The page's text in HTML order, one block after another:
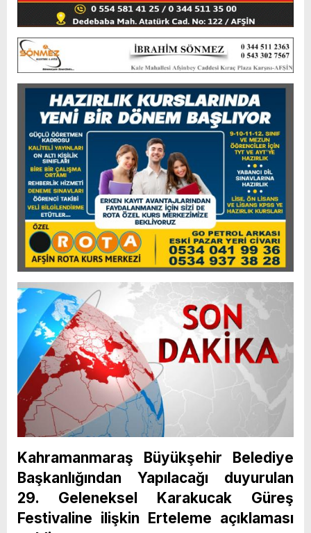
Kahramanmaraş Büyükşehir Belediye
Başkanlığından Yapılacağı duyurulan
29. Geleneksel Karakucak Güreş
Festivaline ilişkin Erteleme açıklaması